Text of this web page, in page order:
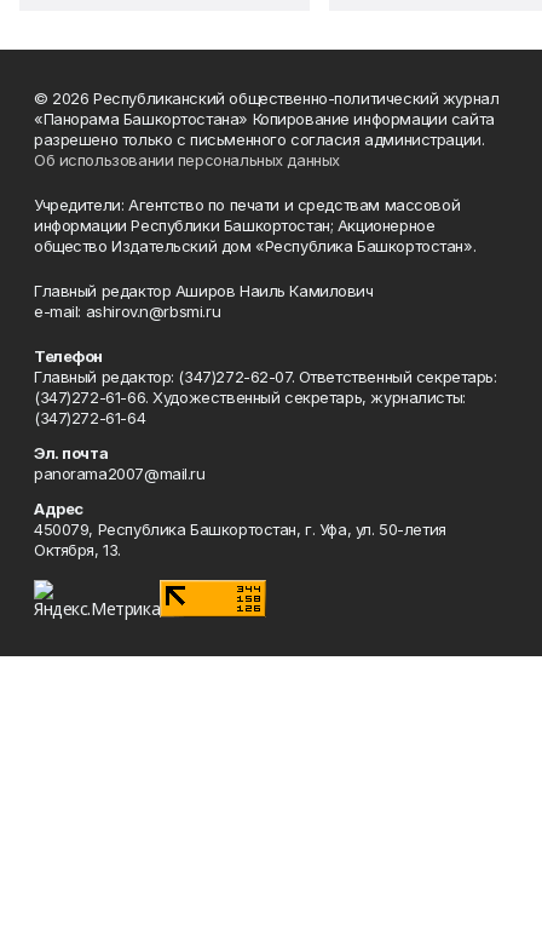
© 2026 Республиканский общественно-политический журнал
«Панорама Башкортостана» Копирование информации сайта
разрешено только с письменного согласия администрации.
Об использовании персональных данных
Учредители: Агентство по печати и средствам массовой
информации Республики Башкортостан; Акционерное
общество Издательский дом «Республика Башкортостан».
Главный редактор Аширов Наиль Камилович
e-mail: ashirov.n@rbsmi.ru
Телефон
Главный редактор: (347)272-62-07. Ответственный секретарь:
(347)272-61-66. Художественный секретарь, журналисты:
(347)272-61-64
Эл. почта
panorama2007@mail.ru
Адрес
450079, Республика Башкортостан, г. Уфа, ул. 50-летия
Октября, 13.